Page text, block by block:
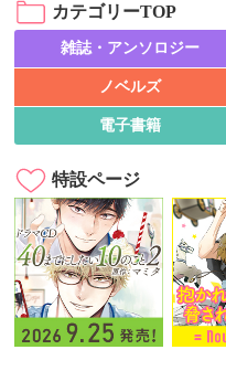
カテゴリーTOP
雑誌・アンソロジー
ノベルズ
電子書籍
特設ページ